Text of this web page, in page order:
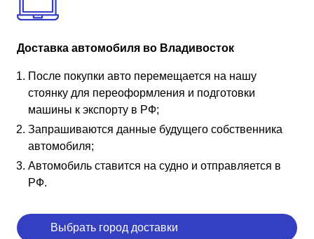
Доставка автомобиля во Владивосток
После покупки авто перемещается на нашу
стоянку для переоформления и подготовки
машины к экспорту в РФ;
Запрашиваются данные будущего собственника
автомобиля;
Автомобиль ставится на судно и отправляется в
РФ.
Выбрать город доставки